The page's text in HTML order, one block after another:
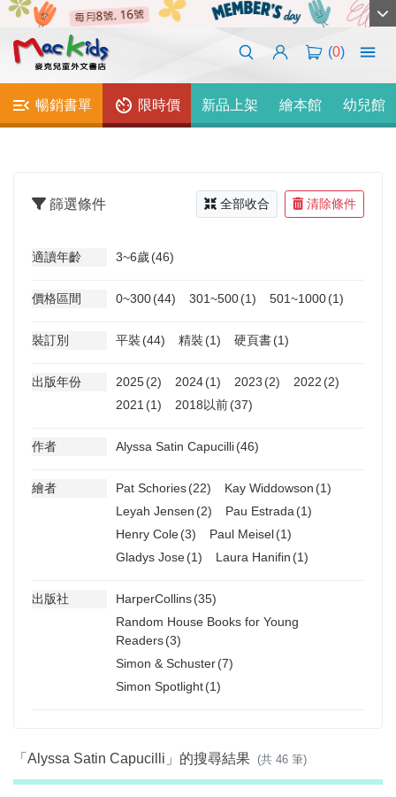
(0)
暢銷書單 限時價 新品上架 繪本館 幼兒館
篩選條件 全部收合 清除條件
適讀年齡 3~6歲(46)
價格區間 0~300(44) 301~500(1) 501~1000(1)
裝訂別 平裝 (44) 精裝 (1) 硬頁書(1)
出版年份 2025(2) 2024(1) 2023 (2) 2022 (2)
2021 (1) 2018以前(37)
作者 Alyssa Satin Capucilli(46)
繪者 Pat Schories(22) Kay Widdowson (1)
Leyah Jensen (2) Pau Estrada (1)
Henry Cole(3) Paul Meisel(1)
Gladys Jose(1) Laura Hanifin (1)
出版社 HarperCollins(35)
Random House Books for Young
Readers(3)
Simon & Schuster(7)
Simon Spotlight(1)
「Alyssa Satin Capucilli」的搜尋結果 (共 46 筆)